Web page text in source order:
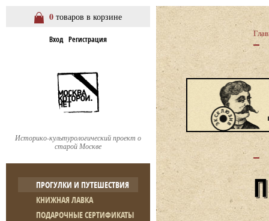
0 товаров в корзине
Вход Регистрация
Историко-культурологический проект о
старой Москве
ПРОГУЛКИ И ПУТЕШЕСТВИЯ
КНИЖНАЯ ЛАВКА
ПОДАРОЧНЫЕ СЕРТИФИКАТЫ